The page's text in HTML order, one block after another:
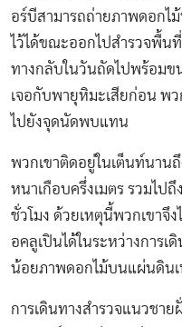
อร์บีสามารถถ่ายภาพดอกไ
ไว้ได้ขณะออกไปสำรวจพื้น
ทางกลับในวันถัดไปพร้อม
เจอกับพายุหิมะเสียก่อน พ
ไปยังจุดนัดพบแทน
พวกเขาติดอยู่ในเต็นท์นาน
หนาเกือบครึ่งเมตร รวมไป
ชั่วโมง ด้วยเหตุนี้พวกเขาจึง
อคลูเปินได้ในระหว่างการเ
น้อยภาพดอกไม้บนแผ่นดินเ
การเดินทางสำรวจแนวชา